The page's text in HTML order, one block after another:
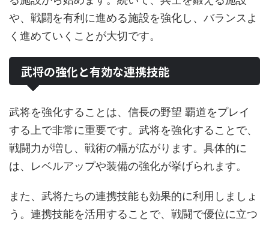
や、戦闘を有利に進める施設を強化し、バランスよ
く進めていくことが大切です。
武将の強化と有効な連携技能
武将を強化することは、信長の野望 覇道をプレイ
する上で非常に重要です。武将を強化することで、
戦闘力が増し、戦術の幅が広がります。具体的に
は、レベルアップや装備の強化が挙げられます。
また、武将たちの連携技能も効果的に利用しましょ
う。連携技能を活用することで、戦闘で優位に立つ